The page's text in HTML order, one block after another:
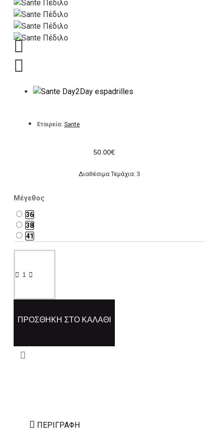
Εταιρεία: Sante
50.00€
Διαθέσιμα Τεμάχια: 3
Μέγεθος
36
38
41
ΠΡΟΣΘΉΚΗ ΣΤΟ ΚΑΛΆΘΙ
ΠΕΡΙΓΡΑΦΉ